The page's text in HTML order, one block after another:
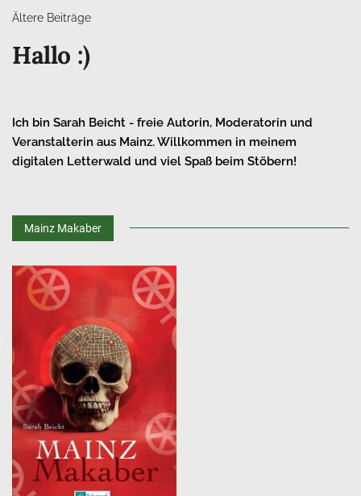
Beitrags-
Navigation
Ältere Beiträge
Hallo :)
Ich bin Sarah Beicht - freie Autorin, Moderatorin und
Veranstalterin aus Mainz. Willkommen in meinem
digitalen Letterwald und viel Spaß beim Stöbern!
Mainz Makaber